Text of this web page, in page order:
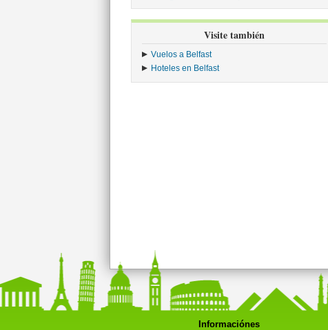
Visite también
Vuelos a Belfast
Hoteles en Belfast
Informaciónes